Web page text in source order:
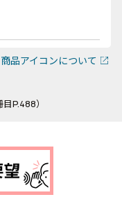
商品アイコンについて
P.488）